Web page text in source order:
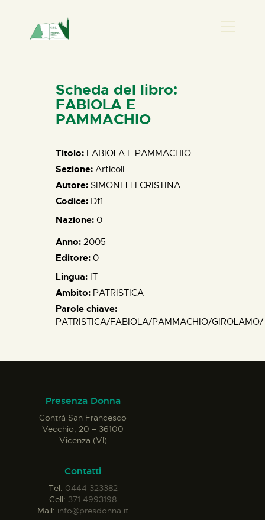
HOME
CHI SIAMO
NEWS
PERCORSI
BIBLIOTECA
ELISA SALERNO
CONTATTI
Scheda del libro:
FABIOLA E
PAMMACHIO
Titolo: FABIOLA E PAMMACHIO
Sezione: Articoli
Autore: SIMONELLI CRISTINA
Codice: Df1
Nazione: 0
Anno: 2005
Editore: 0
Lingua: IT
Ambito: PATRISTICA
Parole chiave:
PATRISTICA/FABIOLA/PAMMACHIO/GIROLAMO/
Presenza Donna
Contrà San Francesco
Vecchio, 20 – 36100
Vicenza (VI)
Contatti
Tel: 0444 323382
Cell: 371 4993198
Mail: info@presdonna.it